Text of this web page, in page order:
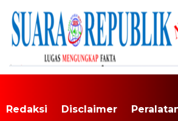
Redaksi Disclaimer